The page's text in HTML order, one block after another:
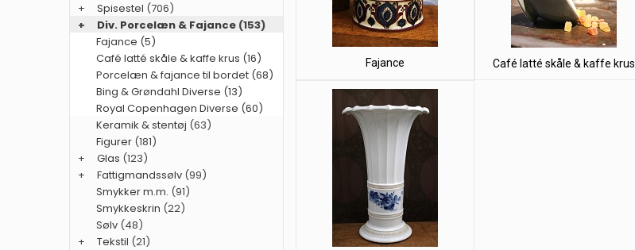
Fajance Café latté skåle & kaffe krus
+
Spisestel (706)
+
Div. Porcelæn & Fajance (153)
Fajance (5)
Café latté skåle & kaffe krus (16)
Porcelæn & fajance til bordet (68)
Bing & Grøndahl Diverse (13)
Royal Copenhagen Diverse (60)
Keramik & stentøj (63)
Figurer (181)
+
Glas (123)
+
Fattigmandssølv (99)
Smykker m.m. (91)
Smykkeskrin (22)
Sølv (48)
+
Tekstil (21)